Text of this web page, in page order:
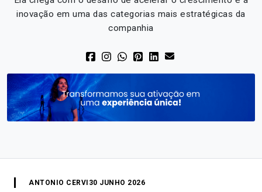
inovação em uma das categorias mais estratégicas da
companhia
ANTONIO CERVI 30 JUNHO 2026